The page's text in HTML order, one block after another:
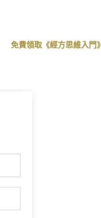
免費領取《經方思維入門》